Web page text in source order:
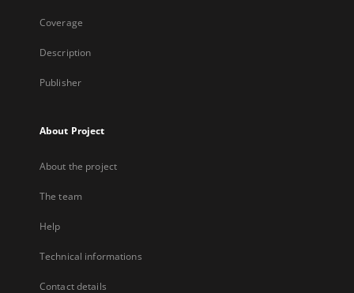
Coverage
Description
Publisher
About Project
About the project
The team
Help
Technical informations
Contact details